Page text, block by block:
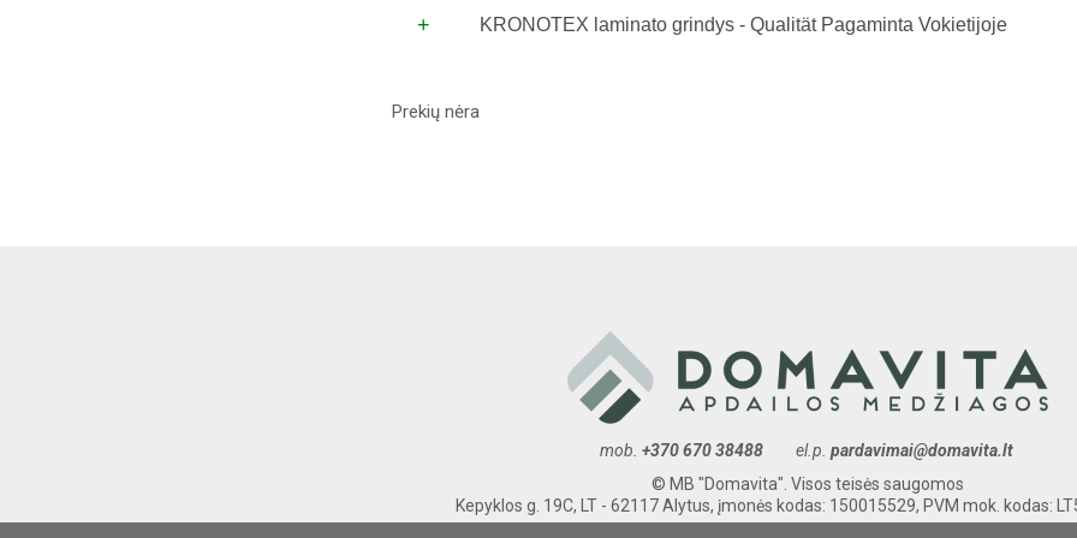
+ KRONOTEX laminato grindys - Qualität Pagaminta Vokietijoje
Prekių nėra
mob. +370 670 38488 el.p. pardavimai@domavita.lt
© MB "Domavita". Visos teisės saugomos
Kepyklos g. 19C, LT - 62117 Alytus, įmonės kodas: 150015529, PVM mok. kodas: